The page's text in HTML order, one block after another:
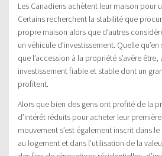
Les Canadiens achètent leur maison pour
Certains recherchent la stabilité que
propre maison alors que d’autres
un véhicule d’investissement. Quelle
que l’accession à la propriété s’avère
investissement fiable et stable dont un
profitent.
Alors que bien des gens ont profité de la
d’intérêt réduits pour acheter leur
mouvement s’est également inscrit dans
au logement et dans l’utilisation de la